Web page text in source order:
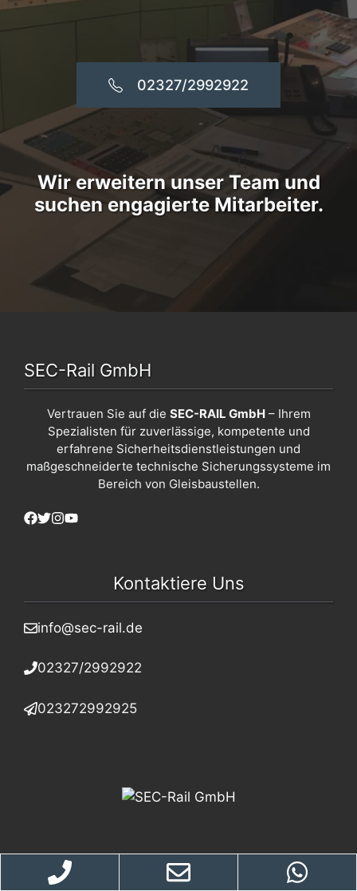
02327/2992922
Wir erweitern unser Team und
suchen engagierte Mitarbeiter.
SEC-Rail GmbH
Vertrauen Sie auf die SEC-RAIL GmbH– Ihrem
Spezialisten für zuverlässige, kompetente und
erfahrene Sicherheitsdienstleistungen und
maßgeschneiderte technische Sicherungssysteme im
Bereich von Gleisbaustellen.
Kontaktiere Uns
info@sec-rail.de
02327/2992922
023272992925